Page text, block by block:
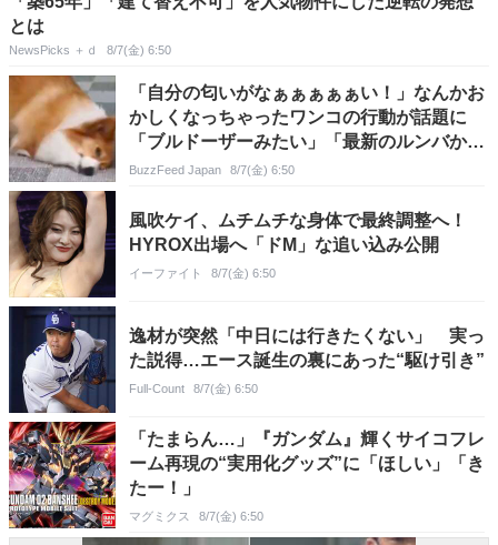
とは
NewsPicks ＋ｄ 8/7(金) 6:50
「自分の匂いがなぁぁぁぁぁい！」なんかお
かしくなっちゃったワンコの行動が話題に
「ブルドーザーみたい」「最新のルンバか
な？」
BuzzFeed Japan 8/7(金) 6:50
風吹ケイ、ムチムチな身体で最終調整へ！
HYROX出場へ「ドM」な追い込み公開
イーファイト 8/7(金) 6:50
逸材が突然「中日には行きたくない」 実っ
た説得…エース誕生の裏にあった“駆け引き”
Full-Count 8/7(金) 6:50
「たまらん…」『ガンダム』輝くサイコフレ
ーム再現の“実用化グッズ”に「ほしい」「き
たー！」
マグミクス 8/7(金) 6:50